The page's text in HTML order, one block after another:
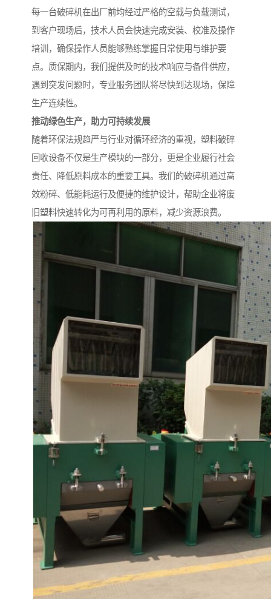
每一台破碎机在出厂前均经过严格的空载与负载测试，
到客户现场后，技术人员会快速完成安装、校准及操作
培训，确保操作人员能够熟练掌握日常使用与维护要
点。质保期内，我们提供及时的技术响应与备件供应，
遇到突发问题时，专业服务团队将尽快到达现场，保障
生产连续性。
推动绿色生产，助力可持续发展
随着环保法规趋严与行业对循环经济的重视，塑料破碎
回收设备不仅是生产模块的一部分，更是企业履行社会
责任、降低原料成本的重要工具。我们的破碎机通过高
效粉碎、低能耗运行及便捷的维护设计，帮助企业将废
旧塑料快速转化为可再利用的原料，减少资源浪费。